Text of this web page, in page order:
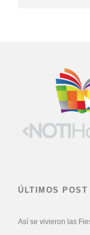
ÚLTIMOS POST
Así se vivieron las